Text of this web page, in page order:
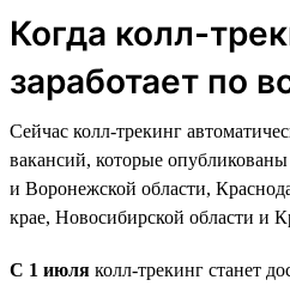
Когда колл-
заработает по
Сейчас колл-трекинг
вакансий, которые опубликованы
и Воронежской области,
крае, Новосибирской области и
С 1 июля колл-трекинг станет